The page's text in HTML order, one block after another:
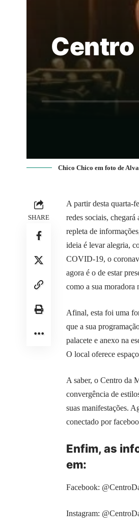
Chico Chico em foto de
SHARE
A partir desta quarta-
redes sociais,
repleta de
ideia é levar alegria,
COVID-19, o
agora é o de estar
como a sua moradora
Afinal, esta foi uma
que a sua
palacete e anexo na
O local oferece
A saber, o Centro da
convergência de
suas manifestações.
conectado por
Enfim, as
em:
Facebook:
Instagram: